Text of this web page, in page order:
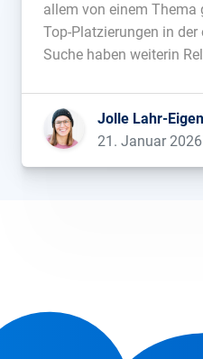
allem von einem Thema
Top-Platzierungen in
Suche haben weiterin
Sichtbarkeit gewonnen
IMDB, die Deutsche
Anhalt dabei
Jolle Lahr-Eigen
21. Januar 2026